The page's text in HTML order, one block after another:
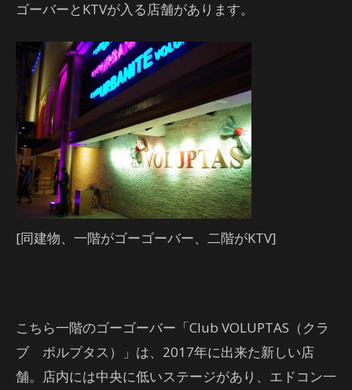
ゴーバーとKTVが入る店舗があります。
[同建物、一階がゴーゴーバー、二階がKTV]
こちら一階のゴーゴーバー「Club VOLUPTAS（クラ
ブ ボルプタス）」は、2017年に出来た新しい店
舗。店内には中央に低いステージがあり、エドコン一